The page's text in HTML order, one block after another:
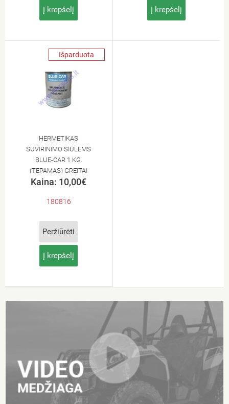
Į krepšelį Į krepšelį
Išparduota
HERMETIKAS
SUVIRINIMO SIŪLĖMS
BLUE-CAR 1 KG.
(TEPAMAS) GREITAI
DŽIŪSTANTIS
Kaina: 10,00€
180816
Peržiūrėti
Į krepšelį